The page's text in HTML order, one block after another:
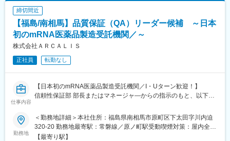
いて体内で特定のタンパク質を生成させ、感染症予防やがん治
療、疾患治療に応用される革新的な医薬品です。新型コロナウイ
ルス感染症をきっかけに実用化された新しいモダリティですが、
感染症分野だけでなく、希少疾患、がん、再生医療やゲノム編集
医療への応用まで幅広い用途での医薬品、ワクチンを狙った研究
10億回分の接種量に相当するmRNAワクチンの原薬を製造できる
医薬品工場です。製造技術開発施設も竣工予定であり、mRNA医
しています。
マイカー通勤が可能であり、借り上げ社宅制度や男性も含めた育
児休暇制度など、福利厚生も充実しています。
締切間近
【福島/南相馬】品質保証（QA）リーダー候補 ～日本
初のmRNA医薬品製造受託機関／～
株式会社ＡＲＣＡＬＩＳ
正社員 転勤なし
仕事内容
【日本初のmRNA医薬品製造受託機関／I・Uターン歓迎！】
信頼性保証部 部長またはマネージャ―からの指示のもと、以下の
GMPに準拠した医薬品製造において、品質保証（QA）業務の中核
を担います。製造・品質管理部門と連携しながら、品質システム
の維持・改善、リスクマネジメント、当局査察対応をリードいた
勤務地
＜勤務地詳細＞本社住所：福島県南相馬市原町区下太田字川内迫
320-20 勤務地最寄駅：常磐線／原ノ町駅受動喫煙対策：屋内全面
禁煙変更の範囲：会社の定める事業所
【最寄り駅】